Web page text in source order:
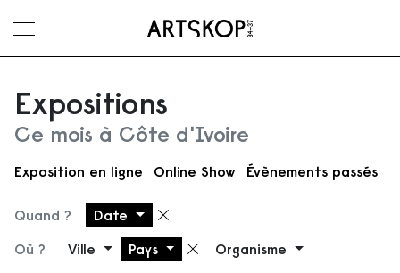
Ouvrir le menu
Expositions
Ce mois à Côte d'Ivoire
Exposition en ligne Online Show Évènements passés
Quand ? Date Supprimer le filtre
Où ? Ville Pays Supprimer le filtre
Organisme